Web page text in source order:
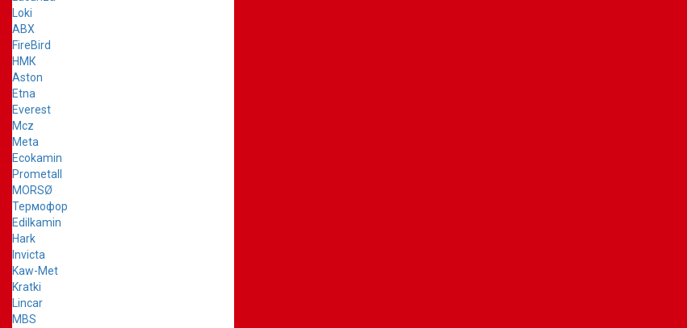
Loki
ABX
FireBird
НМК
Aston
Etna
Everest
Mcz
Meta
Ecokamin
Prometall
MORSØ
Термофор
Edilkamin
Hark
Invicta
Kaw-Met
Kratki
Lincar
MBS